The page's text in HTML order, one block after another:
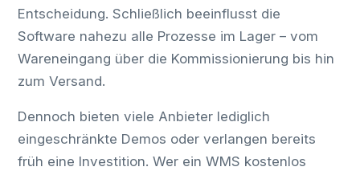
Entscheidung. Schließlich beeinflusst die
Software nahezu alle Prozesse im Lager – vom
Wareneingang über die Kommissionierung bis hin
zum Versand.
Dennoch bieten viele Anbieter lediglich
eingeschränkte Demos oder verlangen bereits
früh eine Investition. Wer ein WMS kostenlos